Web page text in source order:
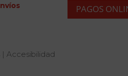
PAGOS
| Accesibilidad